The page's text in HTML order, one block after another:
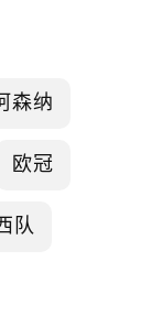
森纳
欧冠
队